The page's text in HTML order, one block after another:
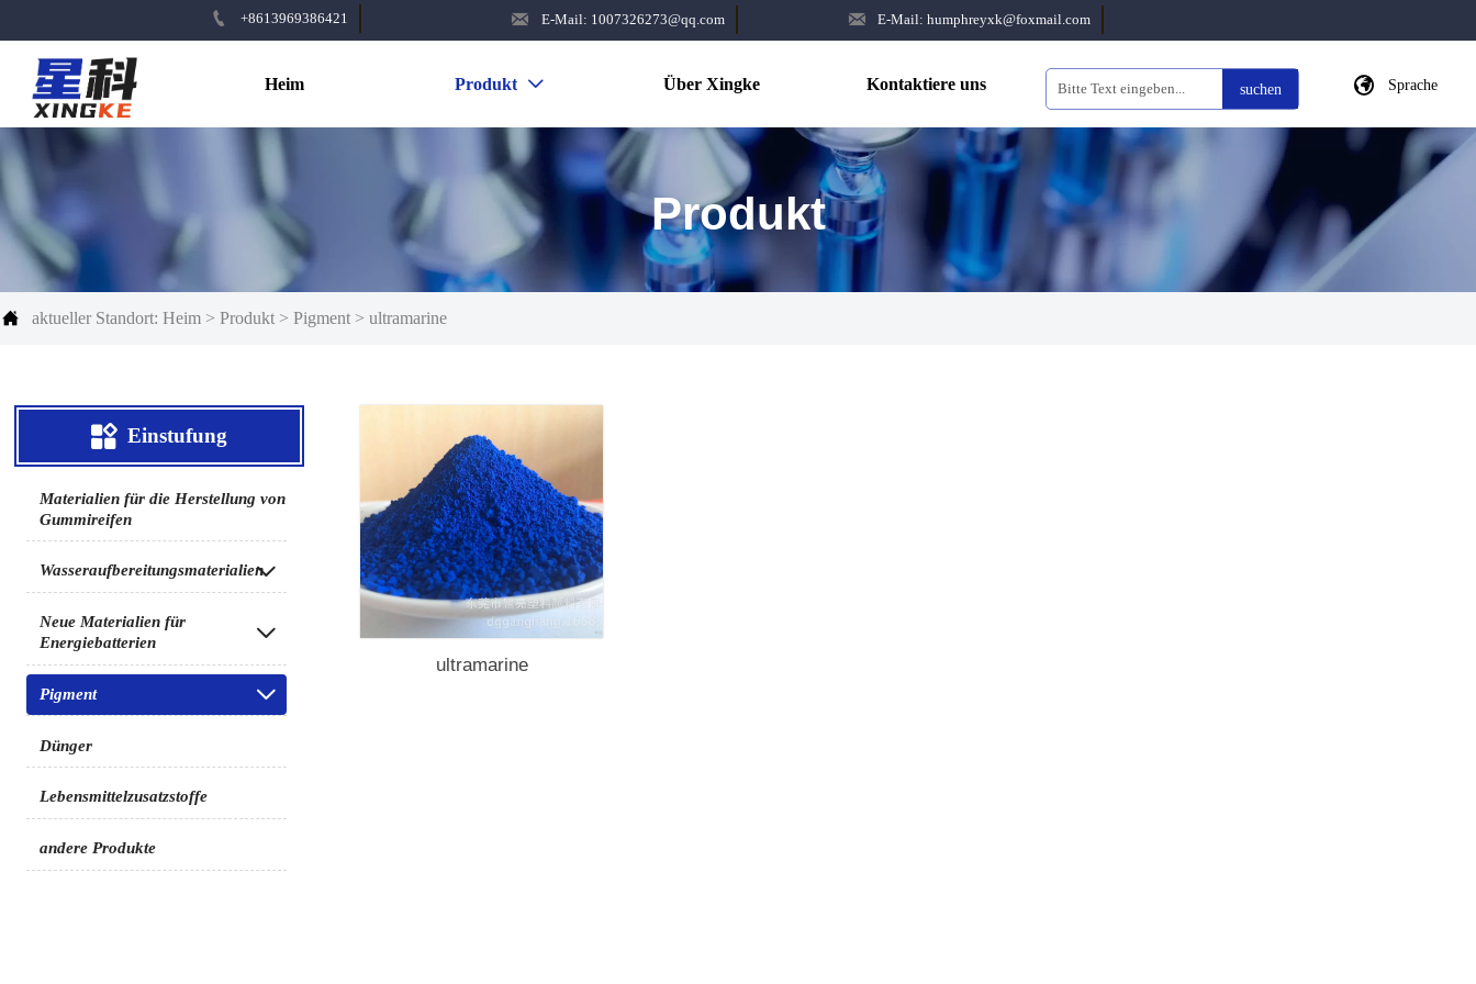
 +8613969386421  E-Mail: 1007326273@qq.com  E-Mail: humphreyxk@foxmail.com
Heim Produkt  Über Xingke Kontaktiere uns suchen  Sprache
Produkt
 aktueller Standort: Heim> Produkt> Pigment> ultramarine
 Einstufung
Materialien für die Herstellung von
Gummireifen
Wasseraufbereitungsmaterialien
Neue Materialien für
Energiebatterien

Pigment 
Dünger
Lebensmittelzusatzstoffe
andere Produkte
ultramarine